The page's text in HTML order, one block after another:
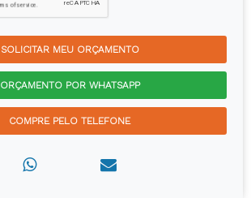
SOLICITAR MEU ORÇAMENTO
ORÇAMENTO POR WHATSAPP
COMPRE PELO TELEFONE